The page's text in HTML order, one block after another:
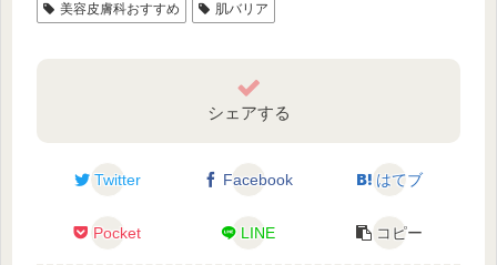
美容皮膚科おすすめ
肌バリア
シェアする
Twitter Facebook はてブ
Pocket LINE コピー